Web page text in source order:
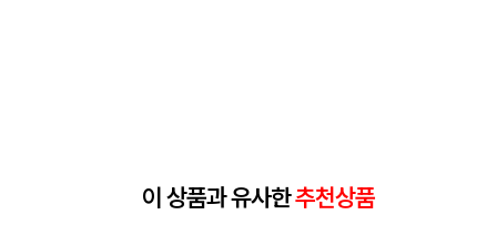
이 상품과 유사한추천상품